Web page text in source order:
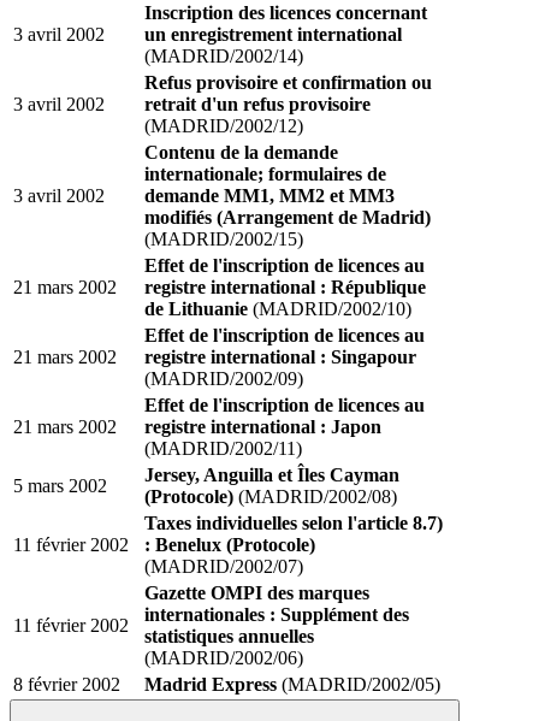
3 avril 2002
Inscription des licences concernant
un enregistrement international
(MADRID/2002/14)
3 avril 2002
Refus provisoire et confirmation ou
retrait d'un refus provisoire
(MADRID/2002/12)
3 avril 2002
Contenu de la demande
internationale; formulaires de
demande MM1, MM2 et MM3
modifiés (Arrangement de Madrid)
(MADRID/2002/15)
21 mars 2002
Effet de l'inscription de licences au
registre international : République
de Lithuanie (MADRID/2002/10)
21 mars 2002
Effet de l'inscription de licences au
registre international : Singapour
(MADRID/2002/09)
21 mars 2002
Effet de l'inscription de licences au
registre international : Japon
(MADRID/2002/11)
5 mars 2002
Jersey, Anguilla et Îles Cayman
(Protocole) (MADRID/2002/08)
11 février 2002
Taxes individuelles selon l'article 8.7)
: Benelux (Protocole)
(MADRID/2002/07)
11 février 2002
Gazette OMPI des marques
internationales : Supplément des
statistiques annuelles
(MADRID/2002/06)
8 février 2002
Madrid Express (MADRID/2002/05)